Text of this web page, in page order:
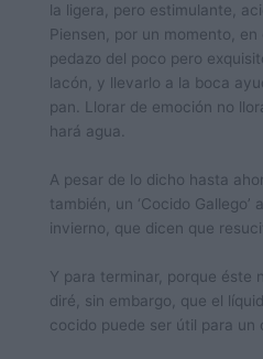
la ligera, pero estimulante,
Piensen, por un momento,
pedazo del poco pero
lacón, y llevarlo a la boca
pan. Llorar de emoción no
hará agua.
A pesar de lo dicho hasta
también, un ‘Cocido
invierno, que dicen que
Y para terminar, porque éste
diré, sin embargo, que el
cocido puede ser útil para un